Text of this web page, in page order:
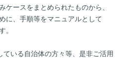
ケースをまとめられたものから、
に、手順等をマニュアルとして
。
いる自治体の方々等、是非ご活用